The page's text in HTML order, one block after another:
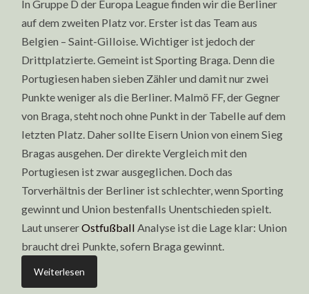
In Gruppe D der Europa League finden wir die Berliner
auf dem zweiten Platz vor. Erster ist das Team aus
Belgien – Saint-Gilloise. Wichtiger ist jedoch der
Drittplatzierte. Gemeint ist Sporting Braga. Denn die
Portugiesen haben sieben Zähler und damit nur zwei
Punkte weniger als die Berliner. Malmö FF, der Gegner
von Braga, steht noch ohne Punkt in der Tabelle auf dem
letzten Platz. Daher sollte Eisern Union von einem Sieg
Bragas ausgehen. Der direkte Vergleich mit den
Portugiesen ist zwar ausgeglichen. Doch das
Torverhältnis der Berliner ist schlechter, wenn Sporting
gewinnt und Union bestenfalls Unentschieden spielt.
Laut unsererOstfußball Analyse ist die Lage klar: Union
braucht drei Punkte, sofern Braga gewinnt.
Weiterlesen